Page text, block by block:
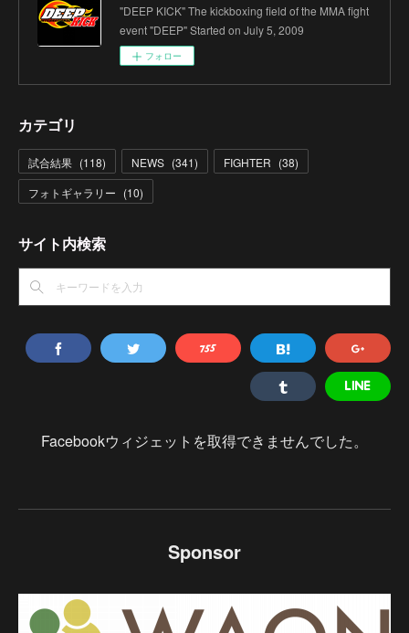
"DEEP KICK" The kickboxing field of the MMA fight
event "DEEP" Started on July 5, 2009
フォロー
カテゴリ
試合結果 (118) NEWS (341) FIGHTER (38)
フォトギャラリー (10)
サイト内検索
Facebookウィジェットを取得できませんでした。
Sponsor